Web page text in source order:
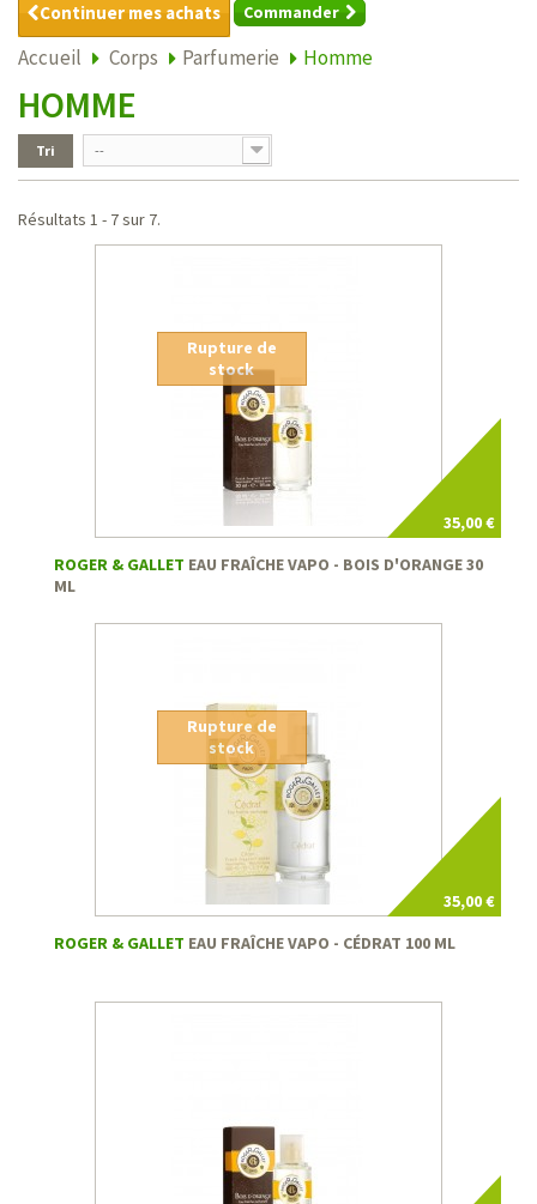
Continuer mes achats Commander
Accueil Corps Parfumerie Homme
HOMME
Tri --
Résultats 1 - 7 sur 7.
35,00 €
Rupture de
stock
ROGER & GALLET EAU FRAÎCHE VAPO - BOIS D'ORANGE 30
ML
35,00 €
Rupture de
stock
ROGER & GALLET EAU FRAÎCHE VAPO - CÉDRAT 100 ML